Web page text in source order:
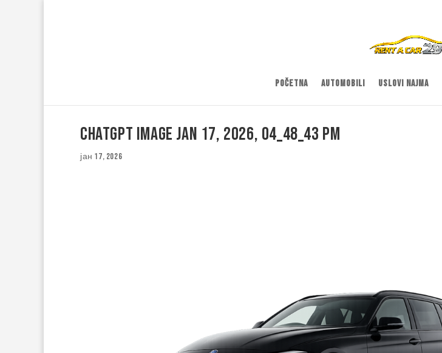
Početna Automobili Uslovi najma
ChatGPT Image Jan 17, 2026, 04_48_43 PM
јан 17, 2026